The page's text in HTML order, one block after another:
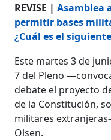
REVISE |Asamblea
permitir bases
¿Cuál es el
Este martes 3 de
7 del Pleno
debate el proyecto
de la Constitución,
militares
Olsen.